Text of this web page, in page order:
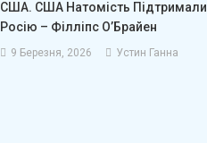
США. США Натомість Підтримали
Росію – Філліпс О’Брайен
9 Березня, 2026 Устин Ганна